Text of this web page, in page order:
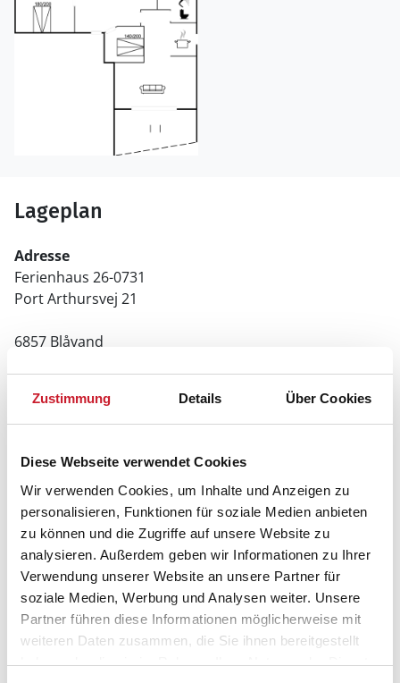
Zustimmung Details Über Cookies
Diese Webseite verwendet Cookies
Wir verwenden Cookies, um Inhalte und Anzeigen zu
personalisieren, Funktionen für soziale Medien anbieten
zu können und die Zugriffe auf unsere Website zu
analysieren. Außerdem geben wir Informationen zu Ihrer
Verwendung unserer Website an unsere Partner für
soziale Medien, Werbung und Analysen weiter. Unsere
Partner führen diese Informationen möglicherweise mit
weiteren Daten zusammen, die Sie ihnen bereitgestellt
haben oder die sie im Rahmen Ihrer Nutzung der Dienste
Lageplan
Adresse
Ferienhaus 26-0731
Port Arthursvej 21
6857 Blåvand